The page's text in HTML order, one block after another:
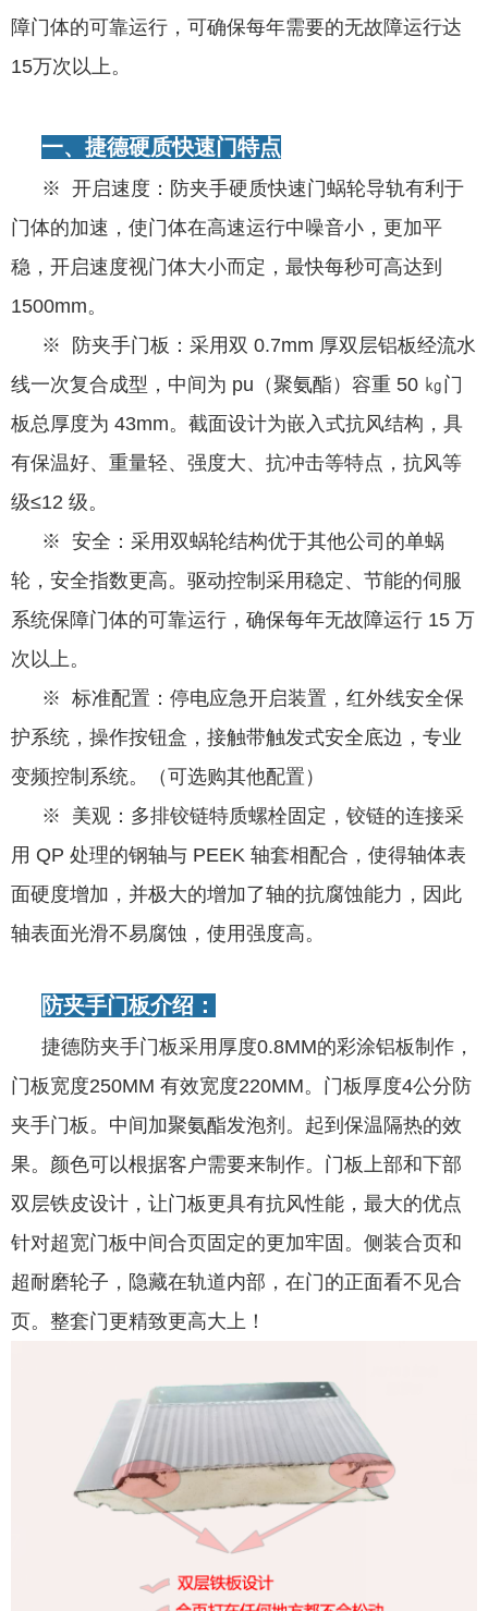
障门体的可靠运行，可确保每年需要的无故障运行达
15万次以上。
一、 捷德硬质快速门特点
※ 开启速度：防夹手硬质快速门蜗轮导轨有利于
门体的加速，使门体在高速运行中噪音小，更加平
稳，开启速度视门体大小而定，最快每秒可高达到
1500mm。
※ 防夹手门板：采用双 0.7mm 厚双层铝板经流水
线一次复合成型，中间为 pu（聚氨酯）容重 50 ㎏门
板总厚度为 43mm。截面设计为嵌入式抗风结构，具
有保温好、重量轻、强度大、抗冲击等特点，抗风等
级≤12 级。
※ 安全：采用双蜗轮结构优于其他公司的单蜗
轮，安全指数更高。驱动控制采用稳定、节能的伺服
系统保障门体的可靠运行，确保每年无故障运行 15 万
次以上。
※ 标准配置：停电应急开启装置，红外线安全保
护系统，操作按钮盒，接触带触发式安全底边，专业
变频控制系统。（可选购其他配置）
※ 美观：多排铰链特质螺栓固定，铰链的连接采
用 QP 处理的钢轴与 PEEK 轴套相配合，使得轴体表
面硬度增加，并极大的增加了轴的抗腐蚀能力，因此
轴表面光滑不易腐蚀，使用强度高。
防夹手门板介绍：
捷德防夹手门板采用厚度0.8MM的彩涂铝板制作，
门板宽度250MM 有效宽度220MM。门板厚度4公分防
夹手门板。中间加聚氨酯发泡剂。起到保温隔热的效
果。颜色可以根据客户需要来制作。门板上部和下部
双层铁皮设计，让门板更具有抗风性能，最大的优点
针对超宽门板中间合页固定的更加牢固。侧装合页和
超耐磨轮子，隐藏在轨道内部，在门的正面看不见合
页。整套门更精致更高大上！